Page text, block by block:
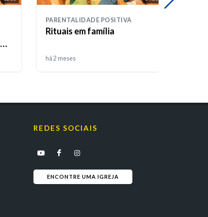
PARENTALIDADE POSITIVA
Rituais em família
há 2 meses
REDES SOCIAIS
ENCONTRE UMA IGREJA